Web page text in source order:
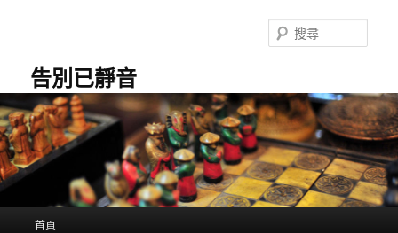
容
告別已靜音
尋
首頁